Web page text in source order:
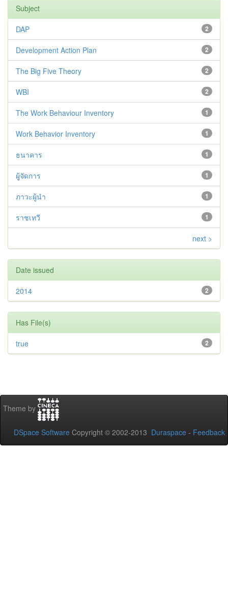
Subject
2
DAP
2
Development Action Plan
2
The Big Five Theory
2
WBI
1
The Work Behaviour Inventory
1
Work Behavior Inventory
1
ธนาคาร
1
ผู้จัดการ
1
ภาวะผู้นำ
1
ราชเทวี
next >
Date issued
2
2014
Has File(s)
2
true
Theme by
DSpace Software Copyright © 2002-2013 Duraspace - Feedback